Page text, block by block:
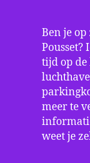
Ben je
tijd op de
meer te
weet je